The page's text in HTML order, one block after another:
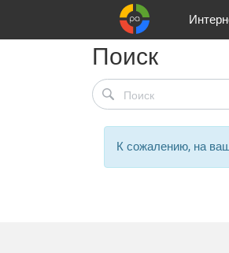
Реклама и
Цифра и
Телевидение
Поиск
К сожалению, на